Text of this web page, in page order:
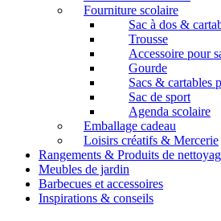
Fourniture scolaire
Sac à dos &
Trousse
Accessoire pour
Gourde
Sacs & cartables
Sac de sport
Agenda scolaire
Emballage cadeau
Loisirs créatifs & Mercerie
Rangements & Produits de
Meubles de jardin
Barbecues et accessoires
Inspirations & conseils